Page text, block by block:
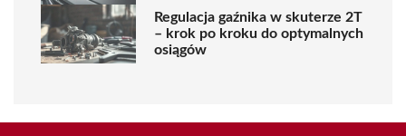
Regulacja gaźnika w skuterze 2T
– krok po kroku do optymalnych
osiągów